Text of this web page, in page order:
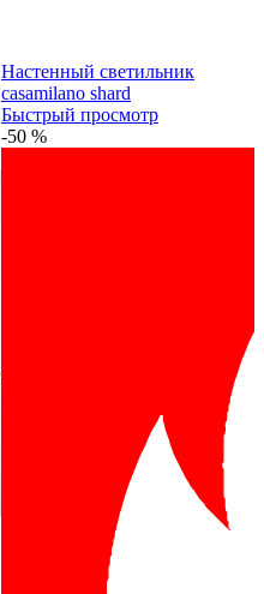
Настенный светильник
casamilano shard
Быстрый просмотр
-50 %